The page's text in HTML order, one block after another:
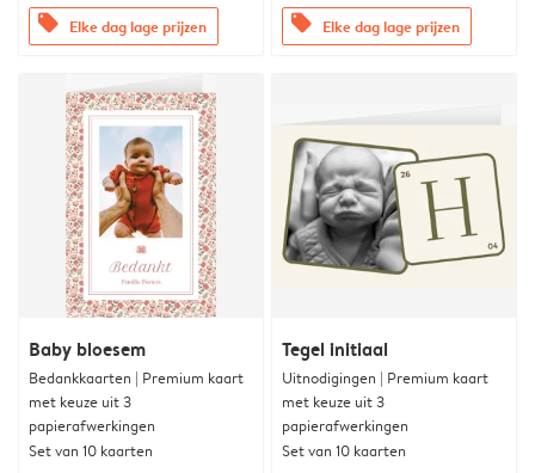
offers Elke dag lage prijzen offers Elke dag lage prijzen
Baby bloesem
Bedankkaarten | Premium kaart
met keuze uit 3
papierafwerkingen
Set van 10 kaarten
Tegel initiaal
Uitnodigingen | Premium kaart
met keuze uit 3
papierafwerkingen
Set van 10 kaarten